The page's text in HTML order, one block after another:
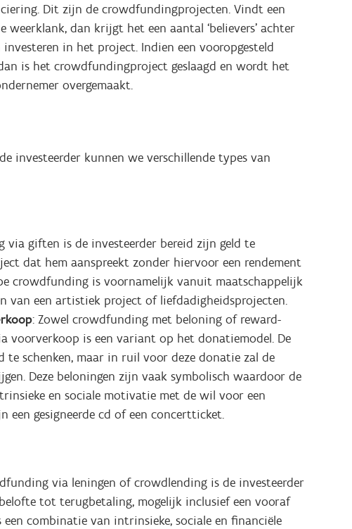
Dit zijn de crowdfundingprojecten. Vindt een
dan krijgt het een aantal ‘believers’ achter
investeren in het project. Indien een vooropgesteld
is het crowdfundingproject geslaagd en wordt het
overgemaakt.
investeerder kunnen we verschillende types van
via giften is de investeerder bereid zijn geld te
dat hem aanspreekt zonder hiervoor een rendement
crowdfunding is voornamelijk vanuit maatschappelijk
van een artistiek project of liefdadigheidsprojecten.
: Zowel crowdfunding met beloning of reward-
voorverkoop is een variant op het donatiemodel. De
te schenken, maar in ruil voor deze donatie zal de
Deze beloningen zijn vaak symbolisch waardoor de
en sociale motivatie met de wil voor een
een gesigneerde cd of een concertticket.
via leningen of crowdlending is de investeerder
tot terugbetaling, mogelijk inclusief een vooraf
combinatie van intrinsieke, sociale en financiële